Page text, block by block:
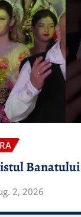
Banatului
2, 2026